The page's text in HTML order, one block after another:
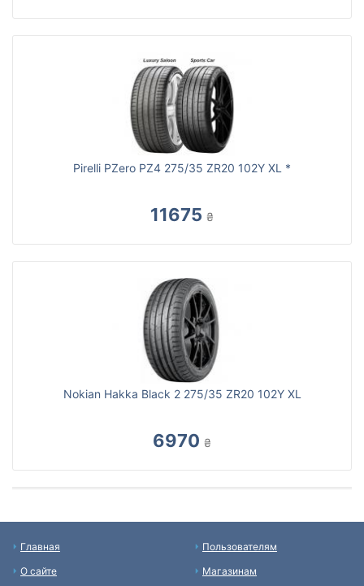
Pirelli PZero PZ4 275/35 ZR20 102Y XL *
11675 ₴
Nokian Hakka Black 2 275/35 ZR20 102Y XL
6970 ₴
Главная
О сайте
Пользователям
Магазинам